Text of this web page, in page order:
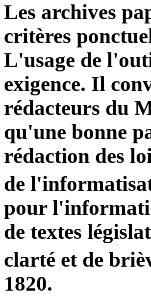
Les archives
critères
L'usage de
exigence. Il
rédacteurs du
qu'une bonne
rédaction des
de
pour
de textes
clarté et de
1820.